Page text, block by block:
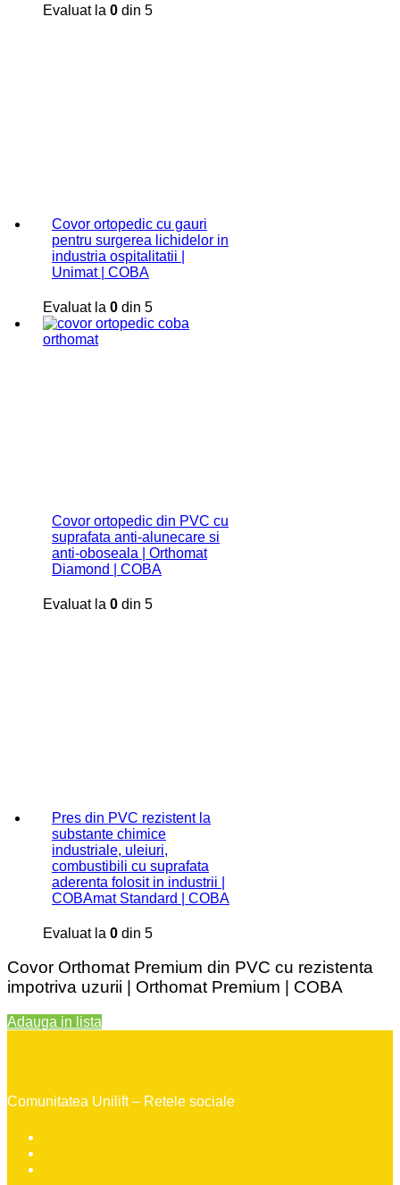
Evaluat la 0 din 5
Covor ortopedic cu gauri
pentru surgerea lichidelor in
industria ospitalitatii |
Unimat | COBA
Evaluat la 0 din 5
Covor ortopedic din PVC cu
suprafata anti-alunecare si
anti-oboseala | Orthomat
Diamond | COBA
Evaluat la 0 din 5
Pres din PVC rezistent la
substante chimice
industriale, uleiuri,
combustibili cu suprafata
aderenta folosit in industrii |
COBAmat Standard | COBA
Evaluat la 0 din 5
Covor Orthomat Premium din PVC cu rezistenta
impotriva uzurii | Orthomat Premium | COBA
Adauga in lista
Comunitatea Unilift – Retele sociale